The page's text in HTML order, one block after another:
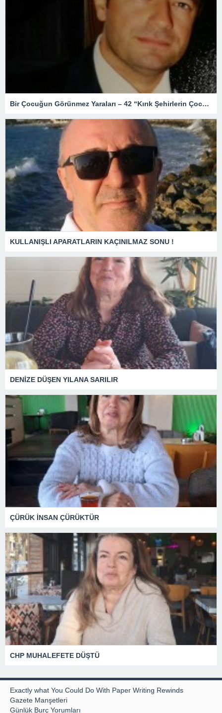
Bir Çocuğun Görünmez Yaraları – 42 “Kırık Şehirlerin Çocukları”
KULLANIŞLI APARATLARIN KAÇINILMAZ SONU !
DENİZE DÜŞEN YILANA SARILIR
ÇÜRÜK İNSAN ÇÜRÜKTÜR
CHP MUHALEFETE DÜŞTÜ
Exactly what You Could Do With Paper Writing Rewinds
Gazete Manşetleri
Günlük Burç Yorumları